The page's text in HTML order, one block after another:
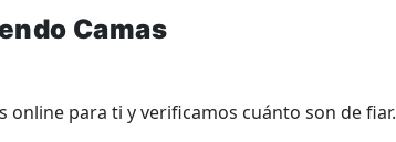
Camas
online para ti y verificamos cuánto son de fiar.